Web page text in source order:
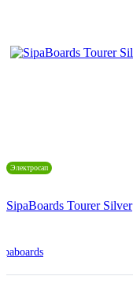
Электросап
SipaBoards Tourer Silver